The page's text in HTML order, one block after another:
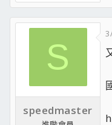
S
speedmaster